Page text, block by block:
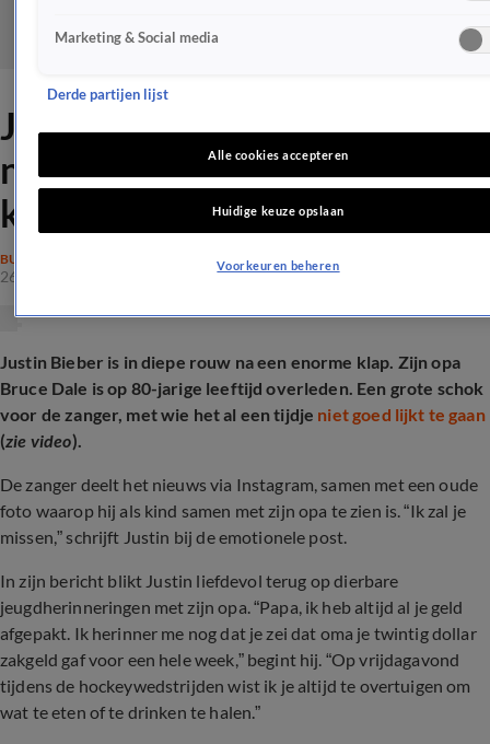
Justin Bieber in diepe rouw
na vernietigende klap: 'Dit
kan hij er niet bij hebben!'
BUITENLAND
26 apr 2025, 19:42
Justin Bieber is in diepe rouw na een enorme klap. Zijn opa
Bruce Dale is op 80-jarige leeftijd overleden. Een grote schok
voor de zanger, met wie het al een tijdje niet goed lijkt te gaan
(zie video).
De zanger deelt het nieuws via Instagram, samen met een oude
foto waarop hij als kind samen met zijn opa te zien is. “Ik zal je
missen,” schrijft Justin bij de emotionele post.
In zijn bericht blikt Justin liefdevol terug op dierbare
jeugdherinneringen met zijn opa. “Papa, ik heb altijd al je geld
afgepakt. Ik herinner me nog dat je zei dat oma je twintig dollar
zakgeld gaf voor een hele week,” begint hij. “Op vrijdagavond
tijdens de hockeywedstrijden wist ik je altijd te overtuigen om
wat te eten of te drinken te halen.”
Marketing & Social media
Derde partijen lijst
Alle cookies accepteren
Huidige keuze opslaan
Voorkeuren beheren